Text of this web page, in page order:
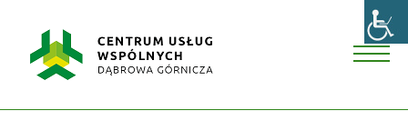
content
Centrum
Usług
Wspólnych
Górniczej